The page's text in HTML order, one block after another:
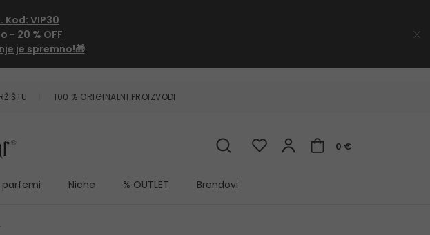
Kod:VIP30
- 20 % OFF
je spremno!🎁
100 % ORIGINALNI PROIZVODI
0 €
parfemi Niche % OUTLET Brendovi